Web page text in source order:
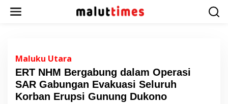
Maluku Utara
ERT NHM Bergabung dalam Operasi
SAR Gabungan Evakuasi Seluruh
Korban Erupsi Gunung Dukono